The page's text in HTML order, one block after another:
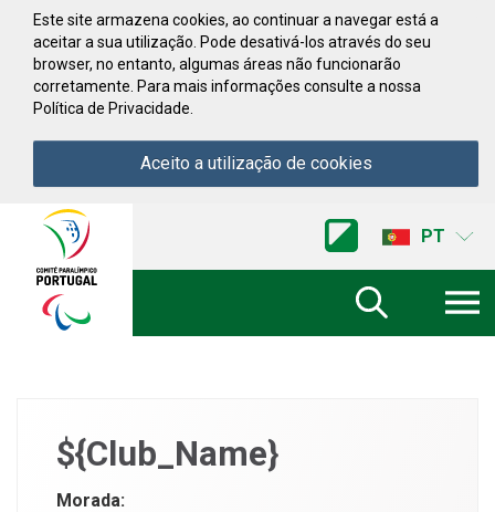
Saltar para conteúdo
Este site armazena cookies, ao continuar a navegar está a
aceitar a sua utilização. Pode desativá-los através do seu
browser, no entanto, algumas áreas não funcionarão
corretamente. Para mais informações consulte a nossa
Política de Privacidade.
Aceito a utilização de cookies
Comite
Paralimpico
Portugal
PT
${Club_Name}
Morada: